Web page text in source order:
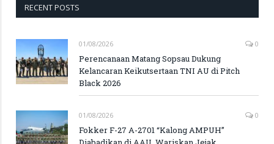
RECENT POSTS
01/08/2026 0
Perencanaan Matang Sopsau Dukung
Kelancaran Keikutsertaan TNI AU di Pitch
Black 2026
01/08/2026 0
Fokker F-27 A-2701 “Kalong AMPUH”